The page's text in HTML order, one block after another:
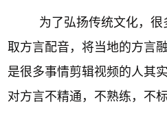
为了弘扬传统文化，
取方言配音，将当地的方言
是很多事情剪辑视频的人其
对方言不精通，不熟练，不